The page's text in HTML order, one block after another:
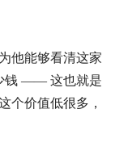
他能够看清这家
钱 —— 这也就是
个价值低很多，